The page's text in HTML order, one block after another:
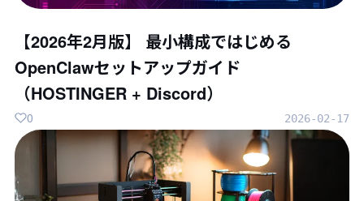
【2026年2月版】 最小構成ではじめる
OpenClawセットアップガイド
（HOSTINGER + Discord）
2026-02-17
0